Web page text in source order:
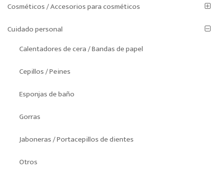
Cosméticos / Accesorios para cosméticos
Cuidado personal
Calentadores de cera / Bandas de papel
Cepillos / Peines
Esponjas de baño
Gorras
Jaboneras / Portacepillos de dientes
Otros